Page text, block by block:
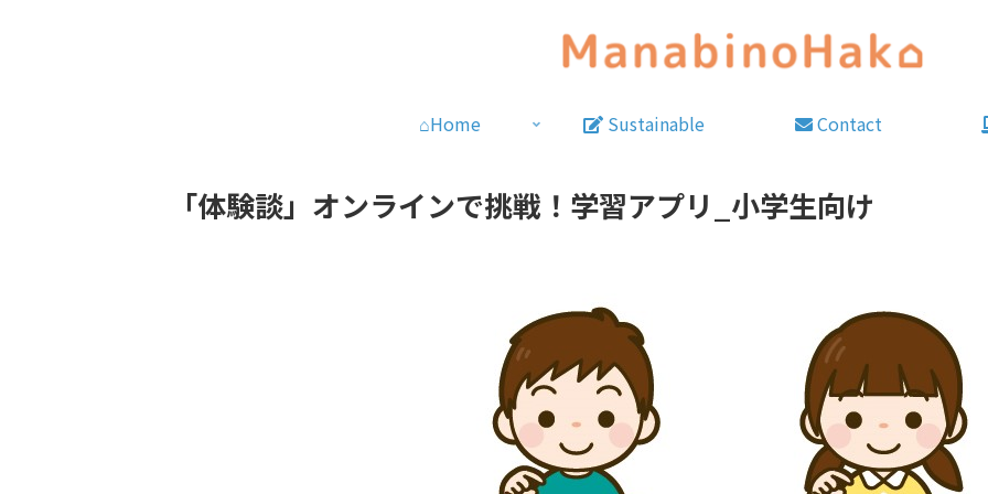
⌂Home Sustainable Contact
「体験談」オンラインで挑戦！学習アプリ_小学生向け